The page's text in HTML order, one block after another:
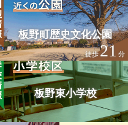
板野町歴史文化公園
徒歩21 分
板野東小学校